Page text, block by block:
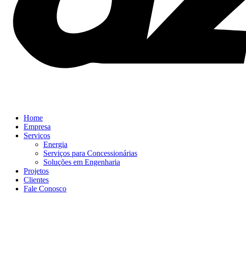
Home
Empresa
Serviços
Energia
Serviços para Concessionárias
Soluções em Engenharia
Projetos
Clientes
Fale Conosco